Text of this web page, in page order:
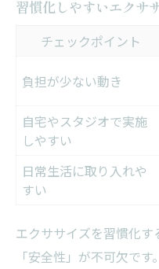
習慣化しやすいエクサ
チェックポイント
負担が少ない動き
自宅やスタジオで実施
しやすい
日常生活に取り入れや
すい
エクササイズを習慣化
「安全性」が不可欠で